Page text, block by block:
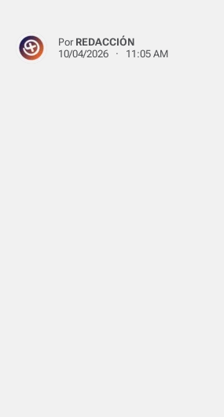
Por REDACCIÓN
10/04/2026 · 11:05 AM